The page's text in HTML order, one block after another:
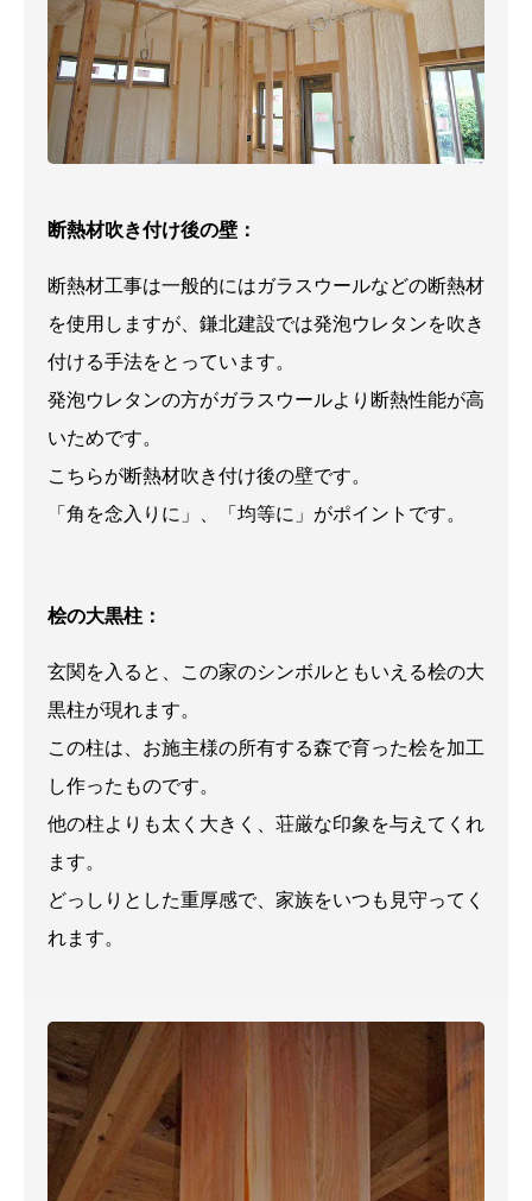
断熱材吹き付け後の壁：
断熱材工事は一般的にはガラスウールなどの断熱材
を使用しますが、鎌北建設では発泡ウレタンを吹き
付ける手法をとっています。
発泡ウレタンの方がガラスウールより断熱性能が高
いためです。
こちらが断熱材吹き付け後の壁です。
「角を念入りに」、「均等に」がポイントです。
桧の大黒柱：
玄関を入ると、この家のシンボルともいえる桧の大
黒柱が現れます。
この柱は、お施主様の所有する森で育った桧を加工
し作ったものです。
他の柱よりも太く大きく、荘厳な印象を与えてくれ
ます。
どっしりとした重厚感で、家族をいつも見守ってく
れます。